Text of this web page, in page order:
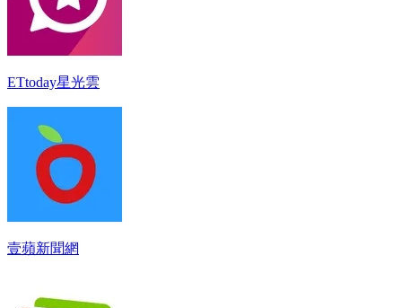
ETtoday星光雲
壹蘋新聞網